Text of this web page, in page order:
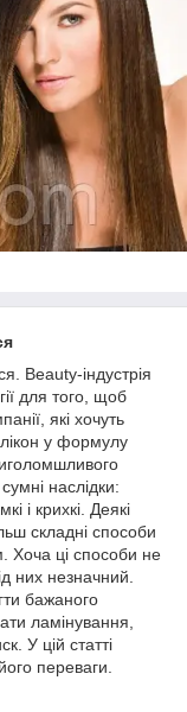
Beauty-індустрія
для того, щоб
які хочуть
у формулу
наслідки:
і крихкі. Деякі
складні способи
Хоча ці способи не
них незначний.
бажаного
ламінування,
У цій статті
переваги.